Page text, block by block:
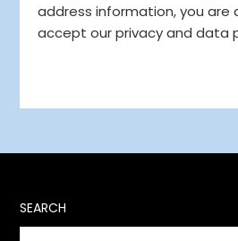
address information, you are
accept our privacy and data
SEARCH